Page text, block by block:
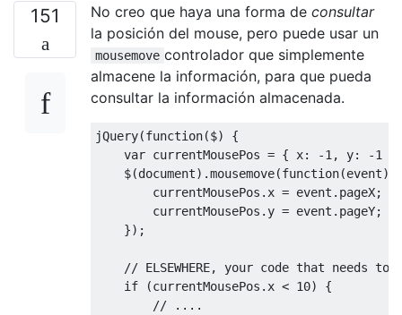
151 No creo que haya una forma de consultar
la posición del mouse, pero puede usar un
mousemove controlador que simplemente
almacene la información, para que pueda
consultar la información almacenada.
jQuery(function($)
{
var currentMousePos = { x: -1 , y: -1
    $
(document).mousemove(function(event)
        currentMousePos
. x = event . pageX;
        currentMousePos
. y = event . pageY;
});
// ELSEWHERE, your code that needs
if
(currentMousePos . x < 10)
{
// ....